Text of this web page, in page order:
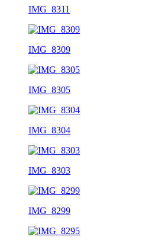
IMG_8311
IMG_8309
IMG_8305
IMG_8304
IMG_8303
IMG_8299